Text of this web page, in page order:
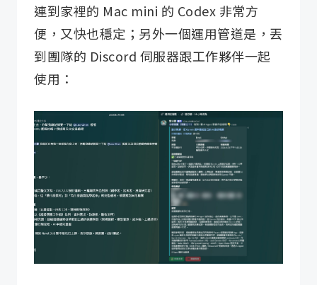
連到家裡的 Mac mini 的 Codex 非常方
便，又快也穩定；另外一個運用管道是，丟
到團隊的 Discord 伺服器跟工作夥伴一起
使用：